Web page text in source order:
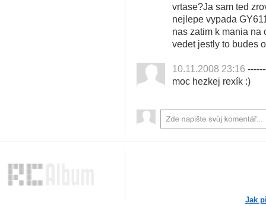
vrtase?Ja sam ted
nejlepe vypada
nas zatim k mania na
vedet jestly to budes
10.11.2008 23:16
moc hezkej rexík :)
Jak